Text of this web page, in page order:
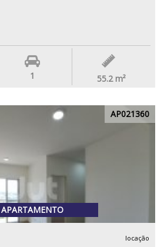
1 55.2 m²
AP021360
APARTAMENTO
locação